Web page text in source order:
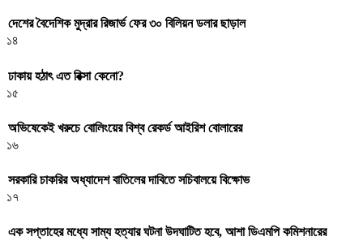
দেশের বৈদেশিক মুদ্রার রিজার্ভ ফের ৩০ বিলিয়ন ডলার ছাড়াল
১৪
ঢাকায় হঠাৎ এত রিক্সা কেনো?
১৫
অভিষেকেই খরুচে বোলিংয়ের বিশ্ব রেকর্ড আইরিশ বোলারের
১৬
সরকারি চাকরির অধ্যাদেশ বাতিলের দাবিতে সচিবালয়ে বিক্ষোভ
১৭
এক সপ্তাহের মধ্যে সাম্য হত্যার ঘটনা উদঘাটিত হবে, আশা ডিএমপি কমিশনারের